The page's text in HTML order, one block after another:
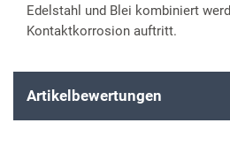
Edelstahl und Blei kombiniert
Kontaktkorrosion auftritt.
Artikelbewertungen